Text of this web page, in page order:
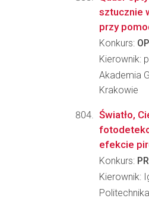
sztucznie
przy
Konkurs:
Kierownik:
Akademia
Krakowie
Światło,
efekcie
Konkurs:
Kierownik: